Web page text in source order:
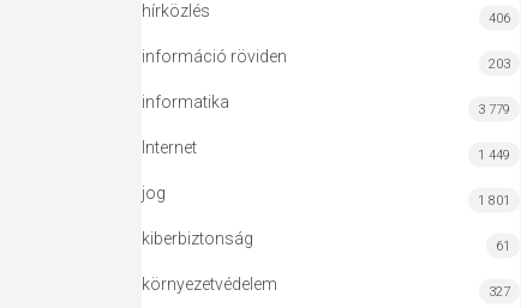
hírközlés 406
információ röviden 203
informatika 3 779
Internet 1 449
jog 1 801
kiberbiztonság 61
környezetvédelem 327